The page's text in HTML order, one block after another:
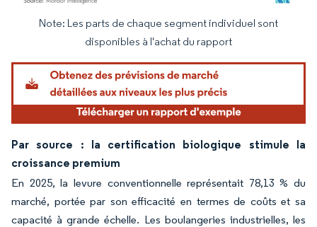
Image © Mordor Intelligence. La réutilisation nécessite une attribution sous CC BY
Note: Les parts de chaque segment individuel sont
disponibles à l'achat du rapport
Par source : la certification biologique stimule la
croissance premium
En 2025, la levure conventionnelle représentait 78,13 % du
marché, portée par son efficacité en termes de coûts et sa
capacité à grande échelle. Les boulangeries industrielles, les